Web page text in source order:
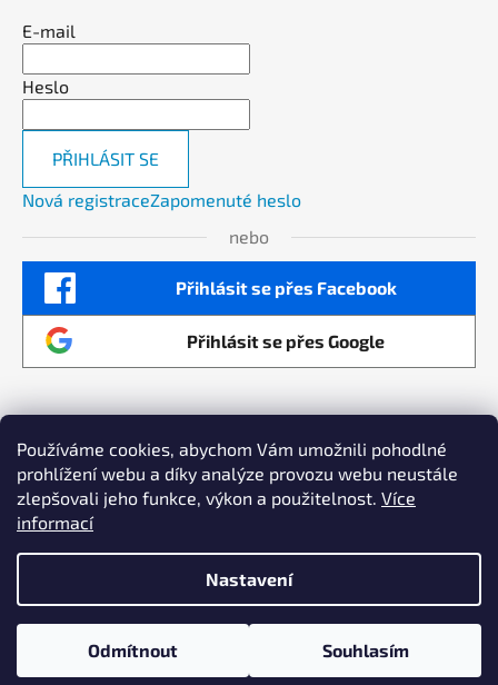
Používáme cookies, abychom Vám umožnili pohodlné
prohlížení webu a díky analýze provozu webu neustále
zlepšovali jeho funkce, výkon a použitelnost. Více
informací
Nastavení
Odmítnout Souhlasím
Registrované společnosti budou po prvním
nákupu zařazeny do skupiny s 10% slevou pro
brány a jejich příslušenství.
E-mail
Heslo
PŘIHLÁSIT SE
Nová registraceZapomenuté heslo
nebo
Přihlásit se přes Facebook
Přihlásit se přes Google
Maximalizujeme výkon vaší online reklamy a
zvyšujeme prodeje Copyright by AllSmart
Vytvořil Shoptet
Copyright 2026Radecco e-shop. Všechna práva
vyhrazena.
Odstoupit od smlouvy